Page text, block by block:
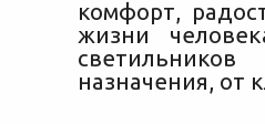
комфорт,
жизни
назначения, от